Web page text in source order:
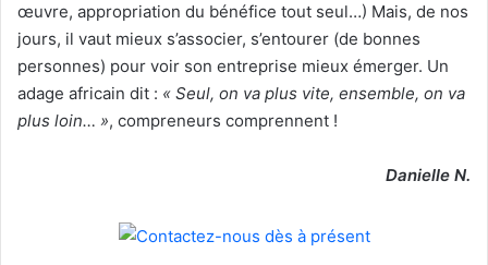
œuvre, appropriation du bénéfice tout seul…) Mais, de nos
jours, il vaut mieux s’associer, s’entourer (de bonnes
personnes) pour voir son entreprise mieux émerger. Un
adage africain dit : « Seul, on va plus vite, ensemble, on va
plus loin… », compreneurs comprennent !
Danielle N.